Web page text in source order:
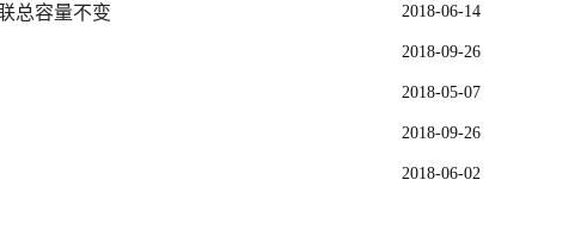
总容量不变 2018-06-14
2018-09-26
2018-05-07
2018-09-26
2018-06-02